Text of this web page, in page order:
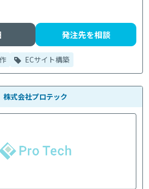
発注先を相談
ECサイト構築
株式会社プロテック